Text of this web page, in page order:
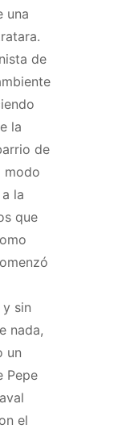
una
de
la
de
modo
la
que
sin
nada,
un
Pepe
el